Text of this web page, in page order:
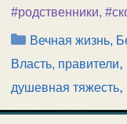
#родственники,
Рубрики
Вечная жизнь,
Власть, правители,
душевная тяжесть,